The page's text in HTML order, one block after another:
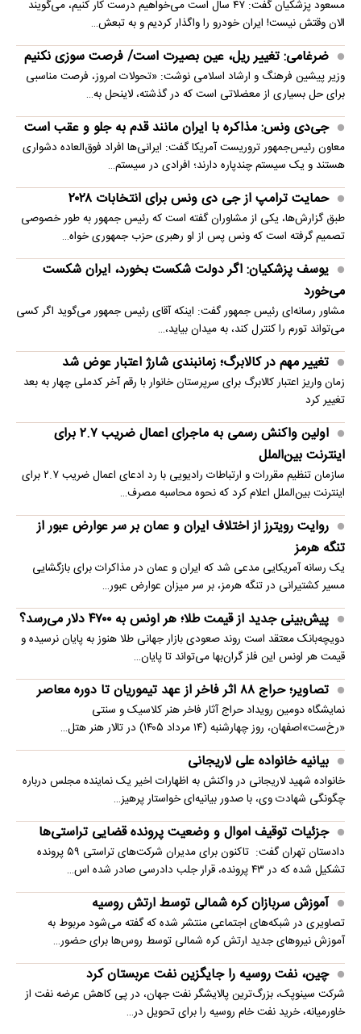
مسعود پزشکیان گفت: ۴۷ سال است می‌خواهیم درست کار کنیم، می‌گویند
الان وقتش نیست! ایران خودرو را واگذار کردیم و به تبعش…
ضرغامی: تغییر ریل، عین بصیرت است/ فرصت سوزی نکنیم
وزیر پیشین فرهنگ و ارشاد اسلامی نوشت: «تحولات امروز، فرصت مناسبی
برای حل بسیاری از معضلاتی‌ است که در گذشته، لاینحل به…
جی‌دی ونس: مذاکره با ایران مانند قدم به جلو و عقب است
معاون رئیس‌جمهور تروریست آمریکا گفت: ایرانی‌ها افراد فوق‌العاده دشواری
هستند و یک سیستم چندپاره دارند؛ افرادی در سیستم…
حمایت ترامپ از جی دی ونس برای انتخابات ۲۰۲۸
طبق گزارش‌ها، یکی از مشاوران گفته است که رئیس جمهور به طور خصوصی
تصمیم گرفته است که ونس پس از او رهبری حزب جمهوری خواه…
یوسف پزشکیان: اگر دولت شکست بخورد، ایران شکست
می‌خورد
مشاور رسانه‌ای رئیس جمهور گفت: اینکه آقای رئیس جمهور می‌گوید اگر کسی
می‌تواند تورم را کنترل کند، به میدان بیاید،…
تغییر مهم در کالابرگ؛ زمانبندی‌ شارژ اعتبار عوض شد
زمان واریز اعتبار کالابرگ برای سرپرستان خانوار با رقم آخر کدملی چهار به بعد
تغییر کرد
اولین واکنش رسمی به ماجرای اعمال ضریب ۲.۷ برای
اینترنت بین‌الملل
سازمان تنظیم مقررات و ارتباطات رادیویی با رد ادعای اعمال ضریب ۲.۷ برای
اینترنت بین‌الملل اعلام کرد که نحوه محاسبه مصرف…
روایت رویترز از اختلاف ایران و عمان بر سر عوارض عبور از
تنگه هرمز
یک رسانه آمریکایی مدعی شد که ایران و عمان در مذاکرات برای بازگشایی
مسیر کشتیرانی در تنگه هرمز، بر سر میزان عوارض عبور…
پیش‌بینی جدید از قیمت طلا؛ هر اونس به ۴۷۰۰ دلار می‌رسد؟
دویچه‌بانک معتقد است روند صعودی بازار جهانی طلا هنوز به پایان نرسیده و
قیمت هر اونس این فلز گران‌بها می‌تواند تا پایان…
تصاویر؛ حراج ۸۸ اثر فاخر از عهد تیموریان تا دوره معاصر
نمایشگاه دومین رویداد حراج آثار فاخر هنر کلاسیک و سنتی
«رخ‌ست»اصفهان، روز چهارشنبه (۱۴ مرداد ۱۴۰۵) در تالار هنر هتل…
بیانیه خانواده علی لاریجانی
خانواده شهید لاریجانی در واکنش به اظهارات اخیر یک نماینده مجلس درباره
چگونگی شهادت وی، با صدور بیانیه‌ای خواستار پرهیز…
جزئیات توقیف اموال و وضعیت پرونده قضایی تراستی‌ها
دادستان تهران گفت: تاکنون برای مدیران شرکت‌های تراستی ۵۹ پرونده
تشکیل شده که در ۴۳ پرونده، قرار جلب دادرسی صادر شده اس…
آموزش سربازان کره شمالی توسط ارتش روسیه
تصاویری در شبکه‌های اجتماعی منتشر شده که گفته می‌شود مربوط به
آموزش نیروهای جدید ارتش کره شمالی توسط روس‌ها برای حضور…
چین، نفت روسیه را جایگزین نفت عربستان کرد
شرکت سینوپک، بزرگ‌ترین پالایشگر نفت جهان، در پی کاهش عرضه نفت از
خاورمیانه، خرید نفت خام روسیه را برای تحویل در…